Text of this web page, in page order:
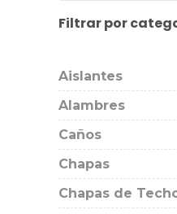
Filtrar por
Aislantes
Alambres
Caños
Chapas
Chapas de